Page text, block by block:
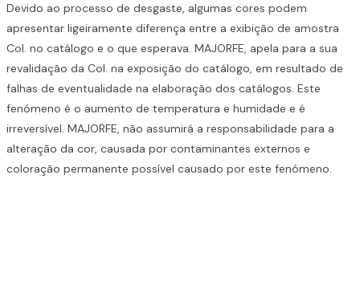
Devido ao processo de desgaste, algumas cores podem
apresentar ligeiramente diferença entre a exibição de amostra
Col. no catálogo e o que esperava. MAJORFE, apela para a sua
revalidação da Col. na exposição do catálogo, em resultado de
falhas de eventualidade na elaboração dos catálogos. Este
fenómeno é o aumento de temperatura e humidade e é
irreversível. MAJORFE, não assumirá a responsabilidade para a
alteração da cor, causada por contaminantes externos e
coloração permanente possível causado por este fenómeno.